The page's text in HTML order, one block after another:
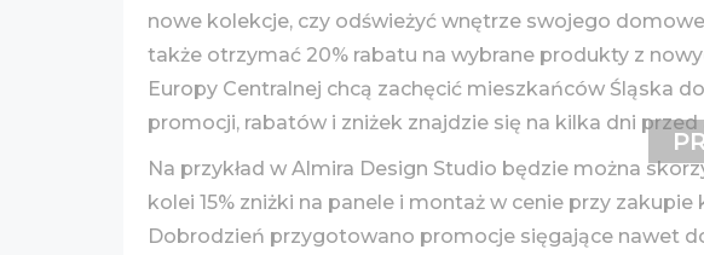
nowe kolekcje, czy odświeżyć wnętrze swojego
także otrzymać 20% rabatu na wybrane produkty z
Europy Centralnej chcą zachęcić mieszkańców Śląska
promocji, rabatów i zniżek znajdzie się na kilka dni
Na przykład w Almira Design Studio będzie można
kolei 15% zniżki na panele i montaż w cenie przy
Dobrodzień przygotowano promocje sięgające nawet